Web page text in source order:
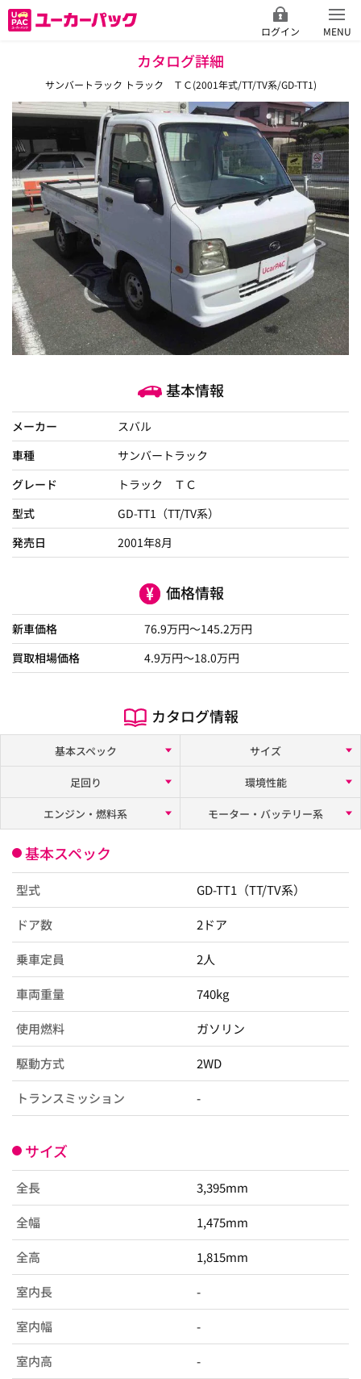
ログイン MENU
カタログ詳細
サンバートラック トラック ＴＣ(2001年式/TT/TV系/GD-TT1)
基本情報
メーカー
スバル
車種
サンバートラック
グレード
トラック ＴＣ
型式
GD-TT1（TT/TV系）
発売日
2001年8月
価格情報
新車価格 76.9万円～145.2万円
買取相場価格
4.9万円〜18.0万円
カタログ情報
基本スペック
サイズ
足回り
環境性能
エンジン・燃料系
モーター・バッテリー系
基本スペック
型式 GD-TT1（TT/TV系）
ドア数 2ドア
乗車定員 2人
車両重量 740kg
使用燃料 ガソリン
駆動方式 2WD
トランスミッション -
サイズ
全長 3,395mm
全幅 1,475mm
全高 1,815mm
室内長 -
室内幅 -
室内高 -